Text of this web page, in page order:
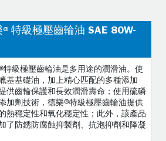
®特級極壓齒輪油 SAE 80W-
特級極壓齒輪油是多用途的潤滑油。使
基基礎油，加上精心匹配的多種添加
供齒輪保護和長效潤滑壽命；使用硫磷
加劑技術，德樂®特級極壓齒輪油提供
熱穩定性和氧化穩定性；此外，該產品
了防銹防腐蝕抑製劑、抗泡抑劑和降凝